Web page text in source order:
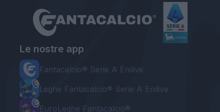
Le nostre app
Fantacalcio® Serie A Enilive
Leghe Fantacalcio® Serie A Enilive
EuroLeghe Fantacalcio®